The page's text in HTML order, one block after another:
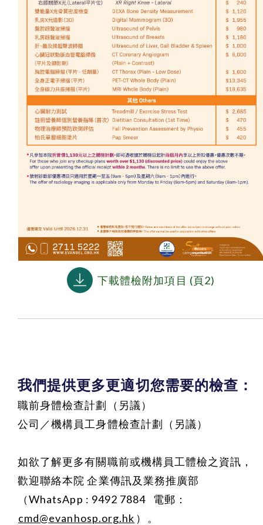
下載體檢附加項目 (頁2)
我們提供更多更適切您需要的檢查：
職前身體檢查計劃（另議）
公司／機構員工身體檢查計劃（另議）
如欲了解更多有關職前或機構員工體檢之資訊，
歡迎聯絡本院 企業傳訊及業務推廣部
（WhatsApp : 9492 7884 電郵：
cmd@evanhosp.org.hk ） 。